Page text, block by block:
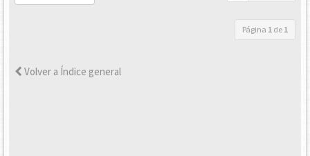
Página 1 de 1
Volver a Índice general